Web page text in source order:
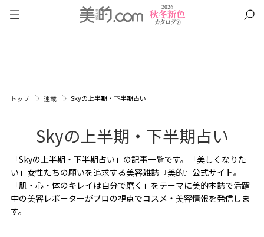
トップ 連載 Skyの上半期・下半期占い
Skyの上半期・下半期占い
「Skyの上半期・下半期占い」の記事一覧です。「美しくなりた
い」女性たちの願いを追求する美容雑誌『美的』公式サイト。
「肌・心・体のキレイは自分で磨く」をテーマに美的本誌で活躍
中の美容レポーターがプロの視点でコスメ・美容情報を発信しま
す。